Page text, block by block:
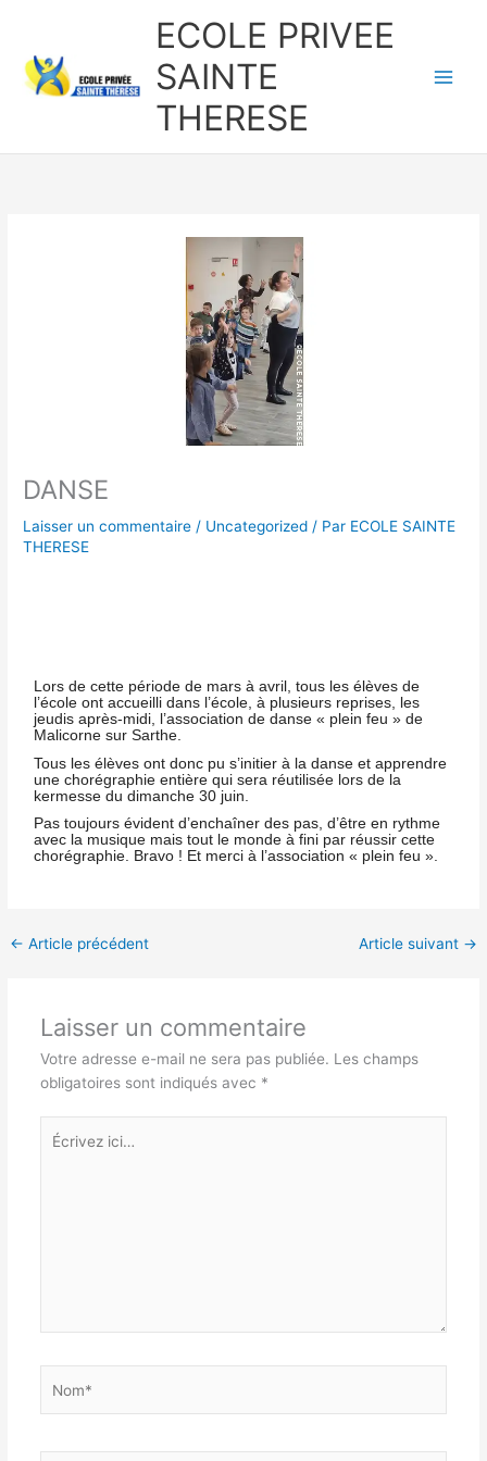
contenu
ECOLE PRIVEE
SAINTE
THERESE
DANSE
Laisser un commentaire / Uncategorized / Par ECOLE SAINTE
THERESE
Lors de cette période de mars à avril, tous les élèves de
l’école ont accueilli dans l’école, à plusieurs reprises, les
jeudis après-midi, l’association de danse « plein feu » de
Malicorne sur Sarthe.
Tous les élèves ont donc pu s’initier à la danse et apprendre
une chorégraphie entière qui sera réutilisée lors de la
kermesse du dimanche 30 juin.
Pas toujours évident d’enchaîner des pas, d’être en rythme
avec la musique mais tout le monde à fini par réussir cette
chorégraphie. Bravo ! Et merci à l’association « plein feu ».
← Article précédent Article suivant →
Laisser un commentaire
Votre adresse e-mail ne sera pas publiée. Les champs
obligatoires sont indiqués avec *
Écrivez
ici…